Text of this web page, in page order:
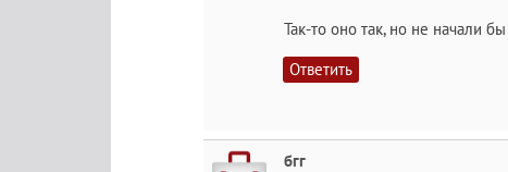
Так-то оно так, но не начали
Ответить
бгг